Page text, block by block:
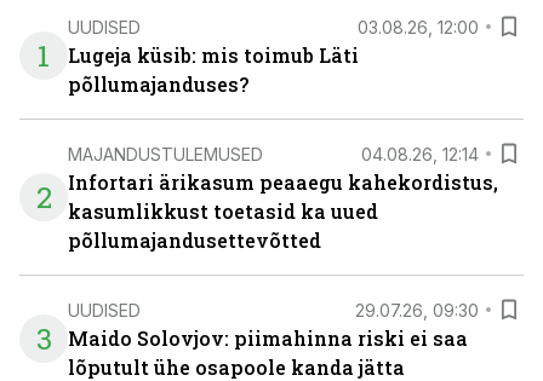
1
UUDISED 03.08.26, 12:00
Lugeja küsib: mis toimub Läti
põllumajanduses?
2
MAJANDUSTULEMUSED 04.08.26, 12:14
Infortari ärikasum peaaegu kahekordistus,
kasumlikkust toetasid ka uued
põllumajandusettevõtted
3
UUDISED 29.07.26, 09:30
Maido Solovjov: piimahinna riski ei saa
lõputult ühe osapoole kanda jätta